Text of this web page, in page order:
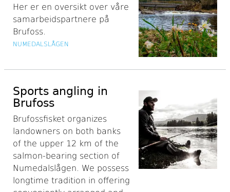
Her er en oversikt over våre
samarbeidspartnere på
Brufoss.
NUMEDALSLÅGEN
Sports angling in
Brufoss
Brufossfisket organizes
landowners on both banks
of the upper 12 km of the
salmon-bearing section of
Numedalslågen. We possess
longtime tradition in offering